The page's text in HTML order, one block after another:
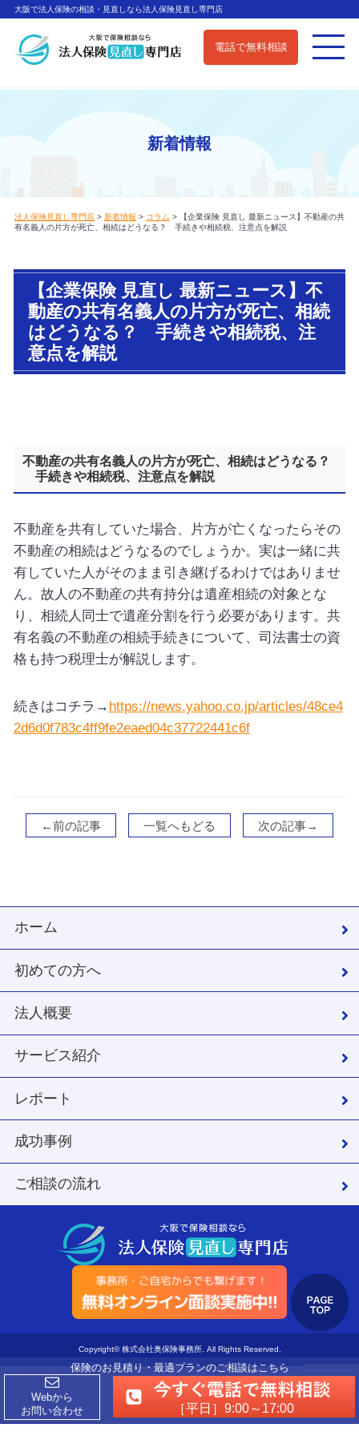
大阪で法人保険の相談・見直しなら法人保険見直し専門店
電話で無料相談
新着情報
法人保険見直し専門店> 新着情報 > コラム >
【企業保険 見直し 最新ニュース】不動産の共
有名義人の片方が死亡、相続はどうなる？ 手続きや相続税、注意点を解説
【企業保険 見直し 最新ニュース】不
動産の共有名義人の片方が死亡、相続
はどうなる？ 手続きや相続税、注
意点を解説
不動産の共有名義人の片方が死亡、相続はどうなる？
手続きや相続税、注意点を解説
不動産を共有していた場合、片方が亡くなったらその
不動産の相続はどうなるのでしょうか。実は一緒に共
有していた人がそのまま引き継げるわけではありませ
ん。故人の不動産の共有持分は遺産相続の対象とな
り、相続人同士で遺産分割を行う必要があります。共
有名義の不動産の相続手続きについて、司法書士の資
格も持つ税理士が解説します。
続きはコチラ→ https://news.yahoo.co.jp/articles/48ce4
2d6d0f783c4ff9fe2eaed04c37722441c6f
←前の記事 一覧へもどる 次の記事→
ホーム
初めての方へ
法人概要
サービス紹介
レポート
成功事例
ご相談の流れ
Copyright© 株式会社奥保険事務所. All Rights Reserved.
保険のお見積り・最適プランのご相談はこちら
Webから
お問い合わせ
［平日］9:00～17:00